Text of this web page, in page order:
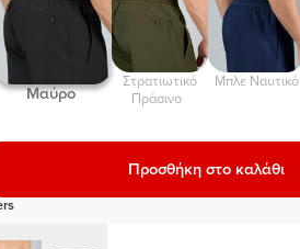
Μαύρο
Πράσινο
Μπλε Ναυτικό
Προσθήκη στο καλάθι